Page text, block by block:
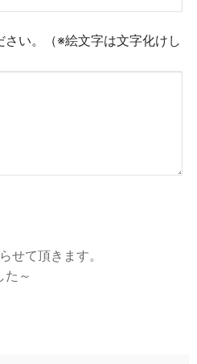
い。（※絵文字は文字化けし
せて頂きます。
～